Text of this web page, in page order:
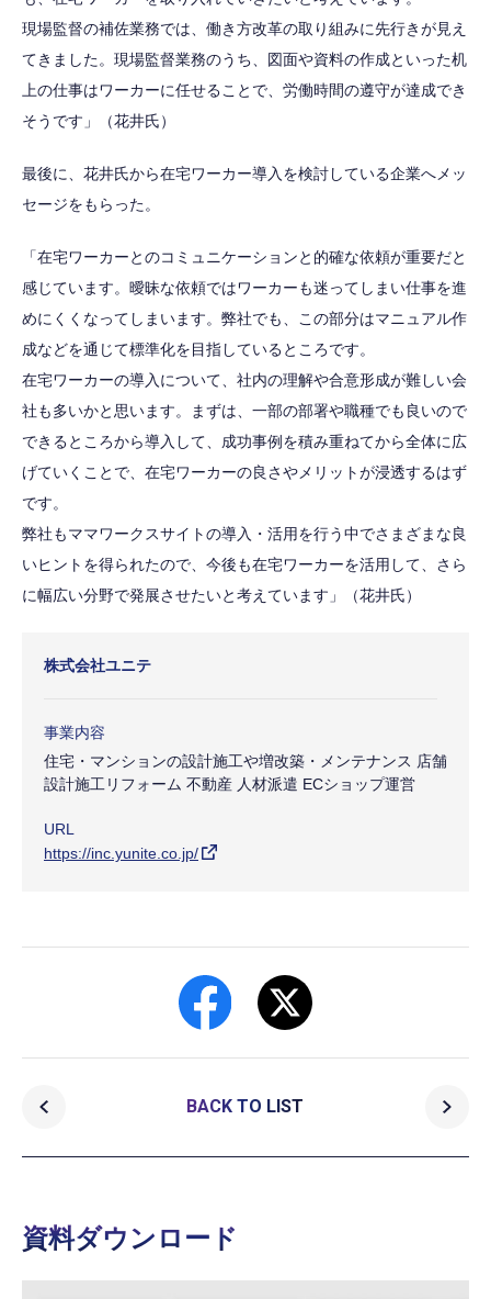
現場監督の補佐業務では、働き方改革の取り組みに先行きが見え
てきました。現場監督業務のうち、図面や資料の作成といった机
上の仕事はワーカーに任せることで、労働時間の遵守が達成でき
そうです」（花井氏）
最後に、花井氏から在宅ワーカー導入を検討している企業へメッ
セージをもらった。
「在宅ワーカーとのコミュニケーションと的確な依頼が重要だと
感じています。曖昧な依頼ではワーカーも迷ってしまい仕事を進
めにくくなってしまいます。弊社でも、この部分はマニュアル作
成などを通じて標準化を目指しているところです。
在宅ワーカーの導入について、社内の理解や合意形成が難しい会
社も多いかと思います。まずは、一部の部署や職種でも良いので
できるところから導入して、成功事例を積み重ねてから全体に広
げていくことで、在宅ワーカーの良さやメリットが浸透するはず
です。
弊社もママワークスサイトの導入・活用を行う中でさまざまな良
いヒントを得られたので、今後も在宅ワーカーを活用して、さら
に幅広い分野で発展させたいと考えています」（花井氏）
株式会社ユニテ
事業内容
住宅・マンションの設計施工や増改築・メンテナンス 店舗
設計施工リフォーム 不動産 人材派遣 ECショップ運営
URL
https://inc.yunite.co.jp/
BACK TO LIST
資料ダウンロード